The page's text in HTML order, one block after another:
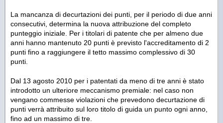
La mancanza di decurtazioni dei punti, per il periodo di due anni
consecutivi, determina la nuova attribuzione del completo
punteggio iniziale. Per i titolari di patente che per almeno due
anni hanno mantenuto 20 punti è previsto l'accreditamento di 2
punti fino a raggiungere il tetto massimo complessivo di 30
punti.
Dal 13 agosto 2010 per i patentati da meno di tre anni è stato
introdotto un ulteriore meccanismo premiale: nel caso non
vengano commesse violazioni che prevedono decurtazione di
punti verrà attribuito sul loro titolo di guida un punto ogni anno,
fino ad un massimo di tre.